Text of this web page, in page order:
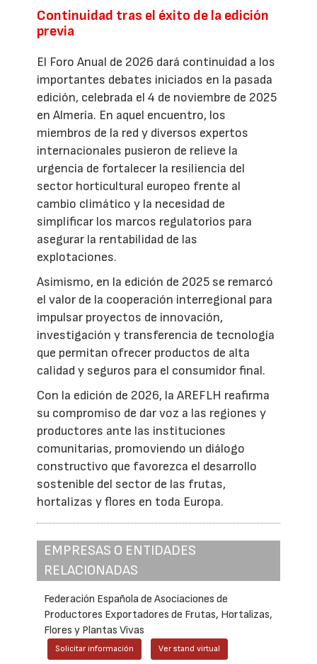
Continuidad tras el éxito de la edición
previa
El Foro Anual de 2026 dará continuidad a los
importantes debates iniciados en la pasada
edición, celebrada el 4 de noviembre de 2025
en Almería. En aquel encuentro, los
miembros de la red y diversos expertos
internacionales pusieron de relieve la
urgencia de fortalecer la resiliencia del
sector horticultural europeo frente al
cambio climático y la necesidad de
simplificar los marcos regulatorios para
asegurar la rentabilidad de las
explotaciones.
Asimismo, en la edición de 2025 se remarcó
el valor de la cooperación interregional para
impulsar proyectos de innovación,
investigación y transferencia de tecnología
que permitan ofrecer productos de alta
calidad y seguros para el consumidor final.
Con la edición de 2026, la AREFLH reafirma
su compromiso de dar voz a las regiones y
productores ante las instituciones
comunitarias, promoviendo un diálogo
constructivo que favorezca el desarrollo
sostenible del sector de las frutas,
hortalizas y flores en toda Europa.
EMPRESAS O ENTIDADES
RELACIONADAS
Federación Española de Asociaciones de
Productores Exportadores de Frutas, Hortalizas,
Flores y Plantas Vivas
Solicitar información Ver stand virtual